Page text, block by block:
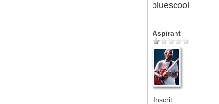
bluescool
Aspirant
Inscrit: